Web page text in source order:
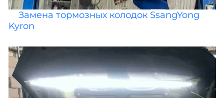
Замена тормозных колодок SsangYong
Kyron